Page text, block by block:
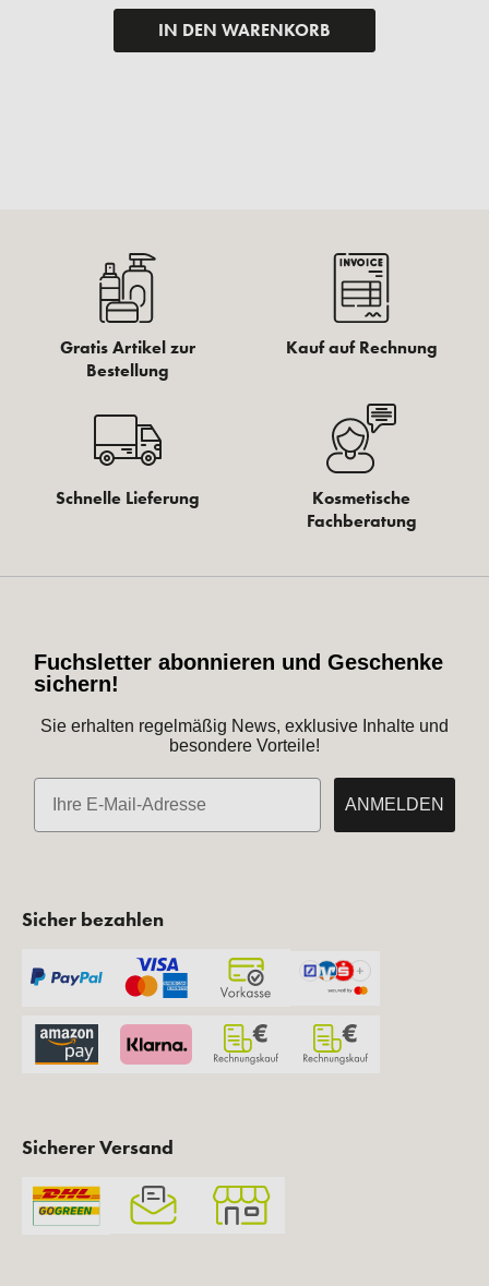
IN DEN WARENKORB
Gratis Artikel zur
Bestellung
Kauf auf Rechnung
Schnelle Lieferung
Kosmetische
Fachberatung
Fuchsletter abonnieren und Geschenke
sichern!
Sie erhalten regelmäßig News, exklusive Inhalte und
besondere Vorteile!
E-Mail
ANMELDEN
Sicher bezahlen
Sicherer Versand